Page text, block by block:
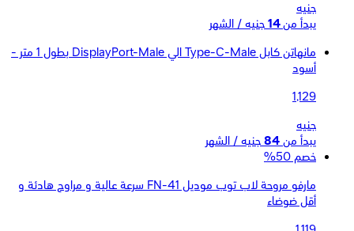
جنيه
يبدأ من 14 جنيه / الشهر
مانهاتن كابل Type-C-Male الي DisplayPort-Male بطول 1 متر -
أسود
1,129
جنيه
يبدأ من 84 جنيه / الشهر
خصم 50%
مارفو مروحة لاب توب موديل FN-41 سرعة عالية و مراوح هادئة و
أقل ضوضاء